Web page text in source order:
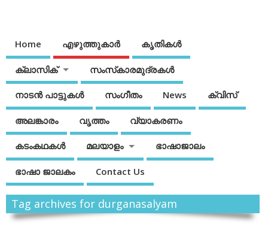
Home എഴുത്തുകാര്‍ കൃതികൾ
ക്ലാസിക് സംസ്‌കാരമുദ്രകള്‍
നാടന്‍ പാട്ടുകള്‍ സംഗീതം News ക്വിസ്
അലങ്കാരം വൃത്തം വ്യാകരണം
കടംകഥകള്‍ മലയാളം ഭാഷാജാലം
ഭാഷാ ജാലകം Contact Us
Tag archives for durganasalyam